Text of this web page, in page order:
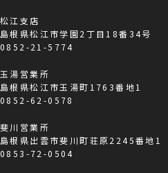
松江支店
島根県松江市学園2丁目18番34号
0852-21-5774
玉湯営業所
島根県松江市玉湯町1763番地1
0852-62-0578
斐川営業所
島根県出雲市斐川町荘原2245番地1
0853-72-0504